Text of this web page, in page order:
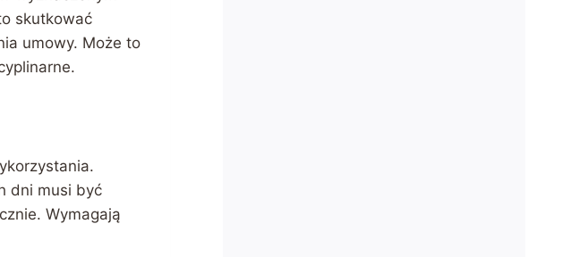
skutkować
umowy. Może to
dni musi być
Wymagają